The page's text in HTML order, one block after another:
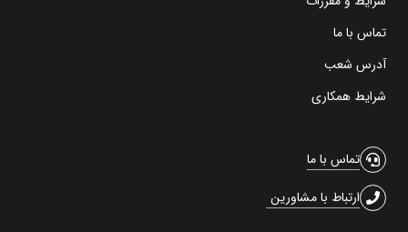
تماس با ما
آدرس شعب
شرایط همکاری
تماس با ما
ارتباط با مشاورین